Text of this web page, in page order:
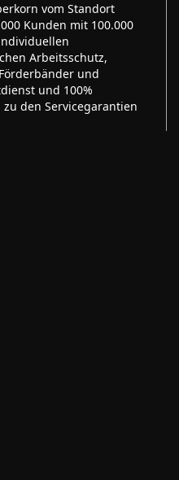
vom Standort
Kunden mit 100.000
Arbeitsschutz,
und
und 100%
den Servicegarantien